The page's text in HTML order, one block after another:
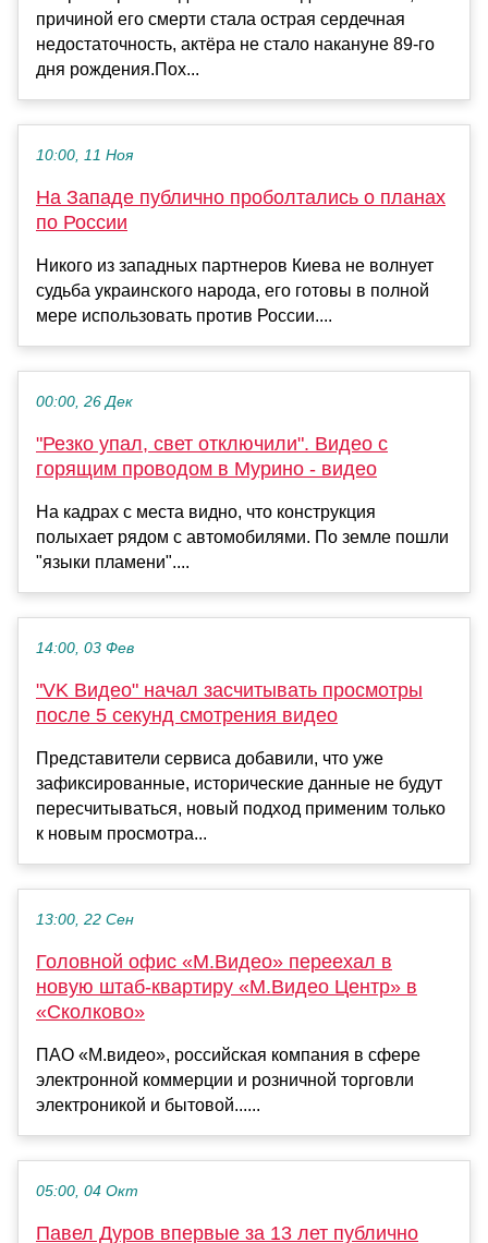
причиной его смерти стала острая сердечная
недостаточность, актёра не стало накануне 89-го
дня рождения.Пох...
10:00, 11 Ноя
На Западе публично проболтались о планах
по России
Никого из западных партнеров Киева не волнует
судьба украинского народа, его готовы в полной
мере использовать против России....
00:00, 26 Дек
"Резко упал, свет отключили". Видео с
горящим проводом в Мурино - видео
На кадрах с места видно, что конструкция
полыхает рядом с автомобилями. По земле пошли
"языки пламени"....
14:00, 03 Фев
"VK Видео" начал засчитывать просмотры
после 5 секунд смотрения видео
Представители сервиса добавили, что уже
зафиксированные, исторические данные не будут
пересчитываться, новый подход применим только
к новым просмотра...
13:00, 22 Сен
Головной офис «М.Видео» переехал в
новую штаб-квартиру «М.Видео Центр» в
«Сколково»
ПАО «М.видео», российская компания в сфере
электронной коммерции и розничной торговли
электроникой и бытовой......
05:00, 04 Окт
Павел Дуров впервые за 13 лет публично